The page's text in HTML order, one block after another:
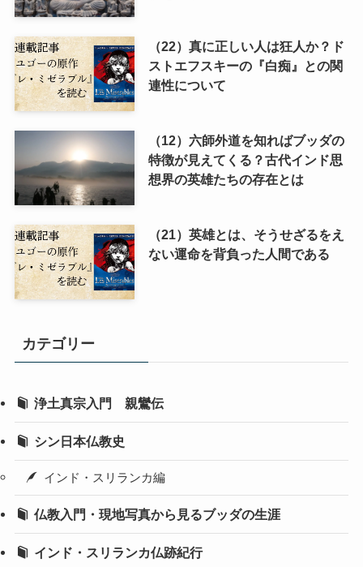
（22）真に正しい人は狂人か？ド
ストエフスキーの『白痴』との関
連性について
（12）六師外道を知ればブッダの
特徴が見えてくる？古代インド思
想界の英雄たちの存在とは
（21）英雄とは、そうせざるをえ
ない運命を背負った人間である
カテゴリー
浄土真宗入門 親鸞伝
シン日本仏教史
インド・スリランカ編
仏教入門・現地写真から見るブッダの生涯
インド・スリランカ仏跡紀行